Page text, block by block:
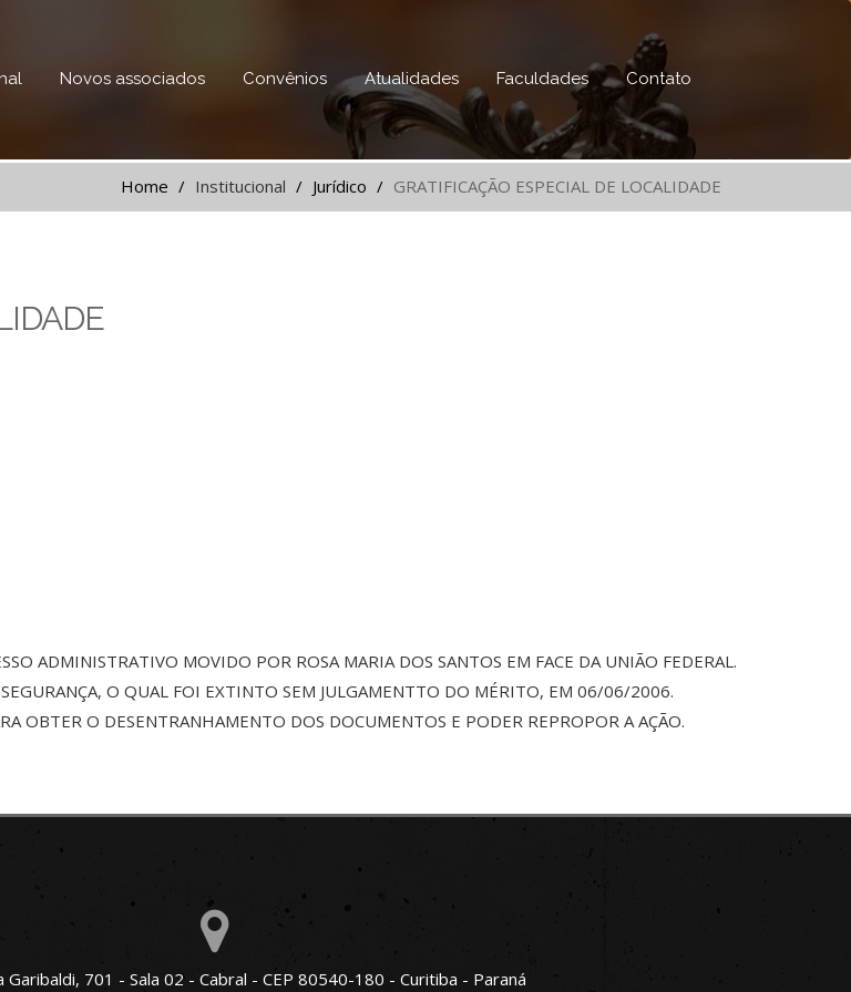
Novos associados Convênios Atualidades Faculdades Contato
Home Institucional Jurídico GRATIFICAÇÃO ESPECIAL DE LOCALIDADE
ADMINISTRATIVO MOVIDO POR ROSA MARIA DOS SANTOS EM FACE DA UNIÃO FEDERAL.
O QUAL FOI EXTINTO SEM JULGAMENTTO DO MÉRITO, EM 06/06/2006.
OBTER O DESENTRANHAMENTO DOS DOCUMENTOS E PODER REPROPOR A AÇÃO.
Garibaldi, 701 - Sala 02 - Cabral - CEP 80540-180 - Curitiba - Paraná